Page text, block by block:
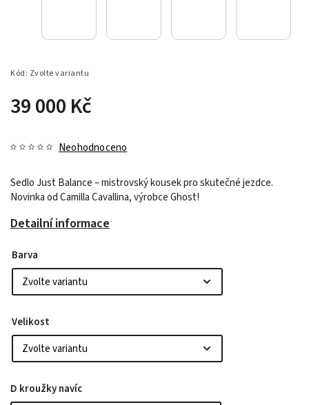
Kód: Zvolte variantu
39 000 Kč
Neohodnoceno
Sedlo Just Balance – mistrovský kousek pro skutečné jezdce.
Novinka od Camilla Cavallina, výrobce Ghost!
Detailní informace
Barva
Velikost
D kroužky navíc